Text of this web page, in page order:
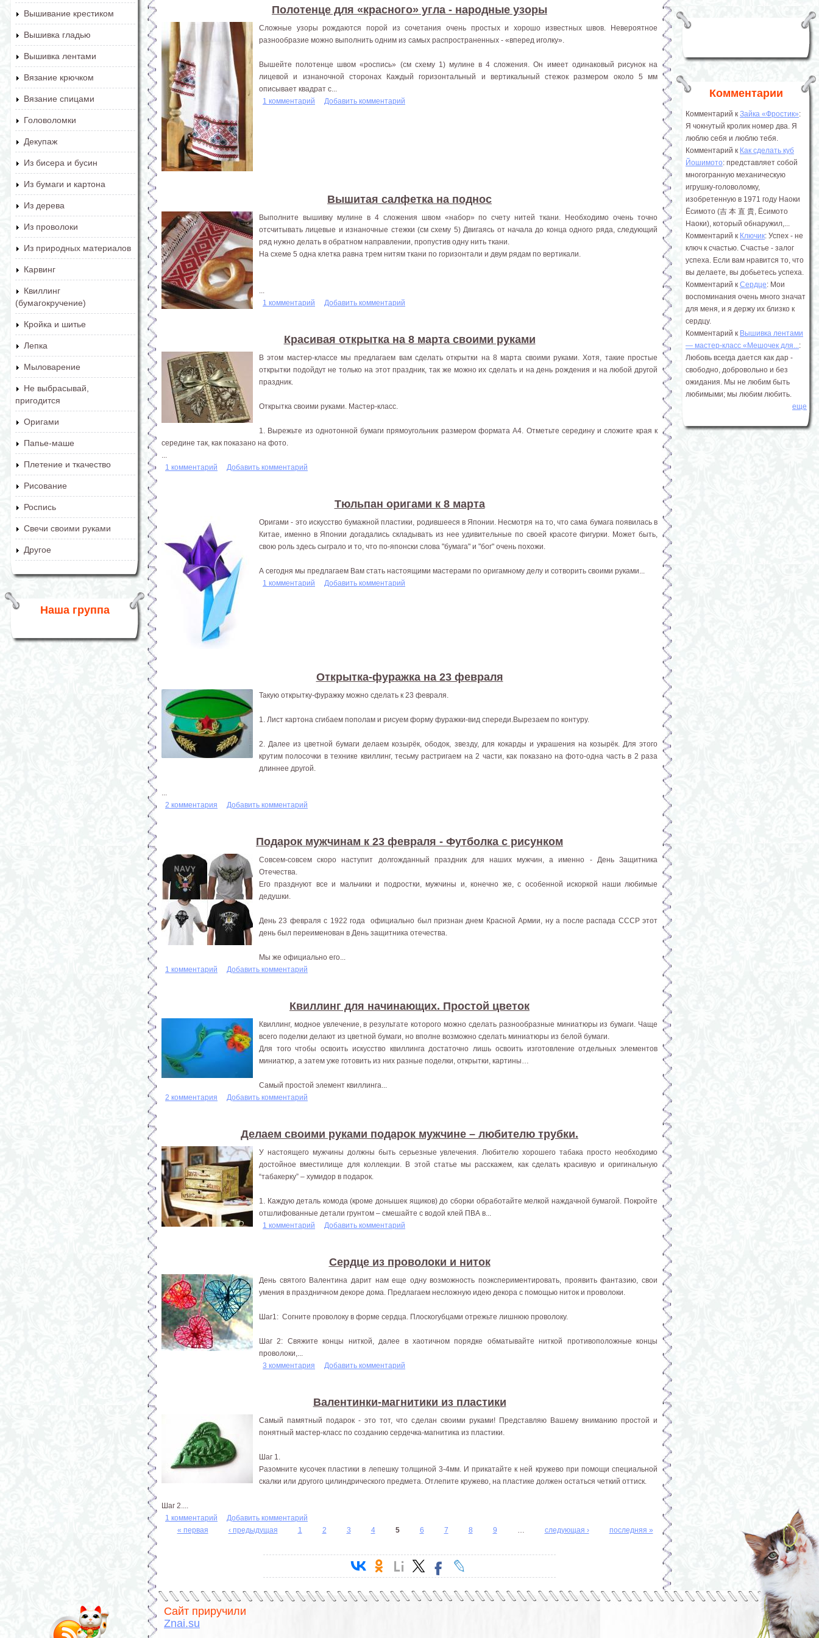
Вышивание крестиком
Вышивка гладью
Вышивка лентами
Вязание крючком
Вязание спицами
Головоломки
Декупаж
Из бисера и бусин
Из бумаги и картона
Из дерева
Из проволоки
Из природных материалов
Карвинг
Квиллинг
(бумагокручение)
Кройка и шитье
Лепка
Мыловарение
Не выбрасывай,
пригодится
Оригами
Папье-маше
Плетение и ткачество
Рисование
Роспись
Свечи своими руками
Другое
Наша группа
Полотенце для «красного» угла - народные узоры
Сложные узоры рождаются порой из сочетания очень простых и хорошо известных швов. Невероятное
разнообразие можно выполнить одним из самых распространенных - «вперед иголку».
Вышейте полотенце швом «роспись» (см схему 1) мулине в 4 сложения. Он имеет одинаковый рисунок на
лицевой и изнаночной сторонах Каждый горизонтальный и вертикальный стежок размером около 5 мм
описывает квадрат с...
1 комментарий
Добавить комментарий
Вышитая салфетка на поднос
Выполните вышивку мулине в 4 сложения швом «набор» по счету нитей ткани. Необходимо очень точно
отсчитывать лицевые и изнаночные стежки (см схему 5) Двигаясь от начала до конца одного ряда, следующий
ряд нужно делать в обратном направлении, пропустив одну нить ткани.
На схеме 5 одна клетка равна трем нитям ткани по горизонтали и двум рядам по вертикали.
1 комментарий
Добавить комментарий
Красивая открытка на 8 марта своими руками
В этом мастер-классе мы предлагаем вам сделать открытки на 8 марта своими руками. Хотя, такие простые
открытки подойдут не только на этот праздник, так же можно их сделать и на день рождения и на любой другой
праздник.
Открытка своими руками. Мастер-класс.
1. Вырежьте из однотонной бумаги прямоугольник размером формата А4. Отметьте середину и сложите края к
середине так, как показано на фото.
1 комментарий
Добавить комментарий
Тюльпан оригами к 8 марта
Оригами - это искусство бумажной пластики, родившееся в Японии. Несмотря на то, что сама бумага появилась в
Китае, именно в Японии догадались складывать из нее удивительные по своей красоте фигурки. Может быть,
свою роль здесь сыграло и то, что по-японски слова "бумага" и "бог" очень похожи.
А сегодня мы предлагаем Вам стать настоящими мастерами по оригамному делу и сотворить своими руками...
1 комментарий
Добавить комментарий
Открытка-фуражка на 23 февраля
Такую открытку-фуражку можно сделать к 23 февраля.
1. Лист картона сгибаем пополам и рисуем форму фуражки-вид спереди.Вырезаем по контуру.
2. Далее из цветной бумаги делаем козырёк, ободок, звезду, для кокарды и украшения на козырёк. Для этого
крутим полосочки в технике квиллинг, тесьму растригаем на 2 части, как показано на фото-одна часть в 2 раза
длиннее другой.
2 комментария
Добавить комментарий
Подарок мужчинам к 23 февраля - Футболка с рисунком
Совсем-совсем скоро наступит долгожданный праздник для наших мужчин, а именно - День Защитника
Отечества.
Его празднуют все и мальчики и подростки, мужчины и, конечно же, с особенной искоркой наши любимые
дедушки.
День 23 февраля с 1922 года официально был признан днем Красной Армии, ну а после распада СССР этот
день был переименован в День защитника отечества.
Мы же официально его...
1 комментарий
Добавить комментарий
Квиллинг для начинающих. Простой цветок
Квиллинг, модное увлечение, в результате которого можно сделать разнообразные миниатюры из бумаги. Чаще
всего поделки делают из цветной бумаги, но вполне возможно сделать миниатюры из белой бумаги.
Для того чтобы освоить искусство квиллинга достаточно лишь освоить изготовление отдельных элементов
миниатюр, а затем уже готовить из них разные поделки, открытки, картины…
Самый простой элемент квиллинга...
2 комментария
Добавить комментарий
Делаем своими руками подарок мужчине – любителю трубки.
У настоящего мужчины должны быть серьезные увлечения. Любителю хорошего табака просто необходимо
достойное вместилище для коллекции. В этой статье мы расскажем, как сделать красивую и оригинальную
“табакерку” – хумидор в подарок.
1. Каждую деталь комода (кроме донышек ящиков) до сборки обработайте мелкой наждачной бумагой. Покройте
отшлифованные детали грунтом – смешайте с водой клей ПВА в...
1 комментарий
Добавить комментарий
Сердце из проволоки и ниток
День святого Валентина дарит нам еще одну возможность поэкспериментировать, проявить фантазию, свои
умения в праздничном декоре дома. Предлагаем несложную идею декора с помощью ниток и проволоки.
Шаг1: Согните проволоку в форме сердца. Плоскогубцами отрежьте лишнюю проволоку.
Шаг 2: Свяжите концы ниткой, далее в хаотичном порядке обматывайте ниткой противоположные концы
проволоки,...
3 комментария
Добавить комментарий
Валентинки-магнитики из пластики
Самый памятный подарок - это тот, что сделан своими руками! Представляю Вашему вниманию простой и
понятный мастер-класс по созданию сердечка-магнитика из пластики.
Шаг 1.
Разомните кусочек пластики в лепешку толщиной 3-4мм. И прикатайте к ней кружево при помощи специальной
скалки или другого цилиндрического предмета. Отлепите кружево, на пластике должен остаться четкий оттиск.
Шаг 2....
1 комментарий
Добавить комментарий
« первая ‹ предыдущая 1 2 3 4 5 6 7 8 9 следующая › последняя »
Комментарии
Комментарий к Зайка «Фростик»:
Я чокнутый кролик номер два. Я
люблю себя и люблю тебя.
Комментарий к Как сделать куб
Йошимото: представляет собой
многогранную механическую
игрушку-головоломку,
изобретенную в 1971 году Наоки
Ёсимото (吉 本 直 貴, Ёсимото
Наоки), который обнаружил,...
Комментарий к Ключик: Успех - не
ключ к счастью. Счастье - залог
успеха. Если вам нравится то, что
вы делаете, вы добьетесь успеха.
Комментарий к Сердце: Мои
воспоминания очень много значат
для меня, и я держу их близко к
сердцу.
Комментарий к Вышивка лентами
― мастер-класс «Мешочек для...:
Любовь всегда дается как дар -
свободно, добровольно и без
ожидания. Мы не любим быть
любимыми; мы любим любить.
еще
Сайт приручили
Znai.su